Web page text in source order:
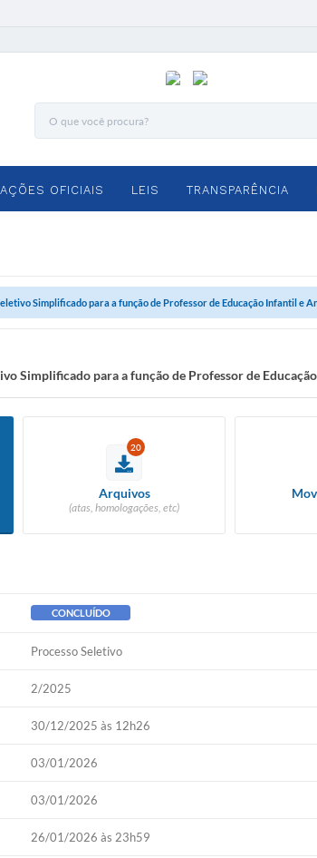
OFICIAIS LEIS TRANSPARÊNCIA
Simplificado para a função de Professor de Educação Infantil e
Simplificado para a função de Professor de
20
Arquivos
(atas, homologações, etc)
CONCLUÍDO
Processo Seletivo
2/2025
30/12/2025 às 12h26
03/01/2026
03/01/2026
26/01/2026 às 23h59